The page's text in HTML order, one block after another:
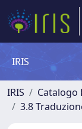
IRIS
IRIS Catalogo
3.8